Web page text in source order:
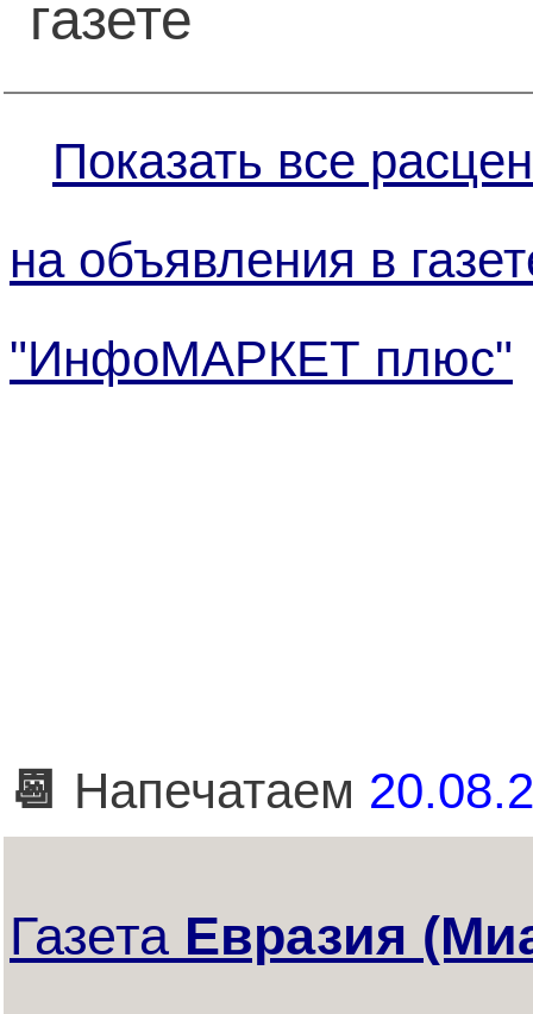
газете
Показать все
на объявления в
"ИнфоМАРКЕТ плюс"
📆 Напечатаем
Газета Евразия